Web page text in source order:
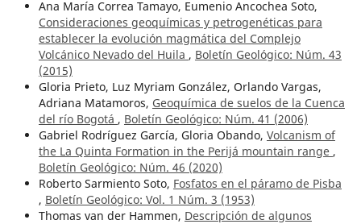
Ana María Correa Tamayo, Eumenio Ancochea Soto,
Consideraciones geoquímicas y petrogenéticas para
establecer la evolución magmática del Complejo
Volcánico Nevado del Huila , Boletín Geológico: Núm. 43
(2015)
Gloria Prieto, Luz Myriam González, Orlando Vargas,
Adriana Matamoros, Geoquímica de suelos de la Cuenca
del río Bogotá , Boletín Geológico: Núm. 41 (2006)
Gabriel Rodríguez García, Gloria Obando, Volcanism of
the La Quinta Formation in the Perijá mountain range ,
Boletín Geológico: Núm. 46 (2020)
Roberto Sarmiento Soto, Fosfatos en el páramo de Pisba
, Boletín Geológico: Vol. 1 Núm. 3 (1953)
Thomas van der Hammen, Descripción de algunos